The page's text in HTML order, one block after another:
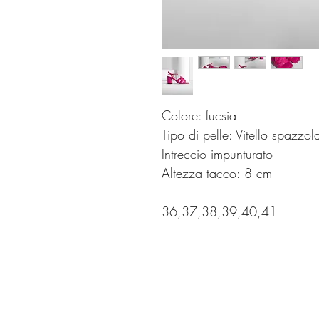
Colore: fucsia
Tipo di pelle: Vitello
Intreccio impunturato
Altezza tacco: 8 cm
36,37,38,39,40,41